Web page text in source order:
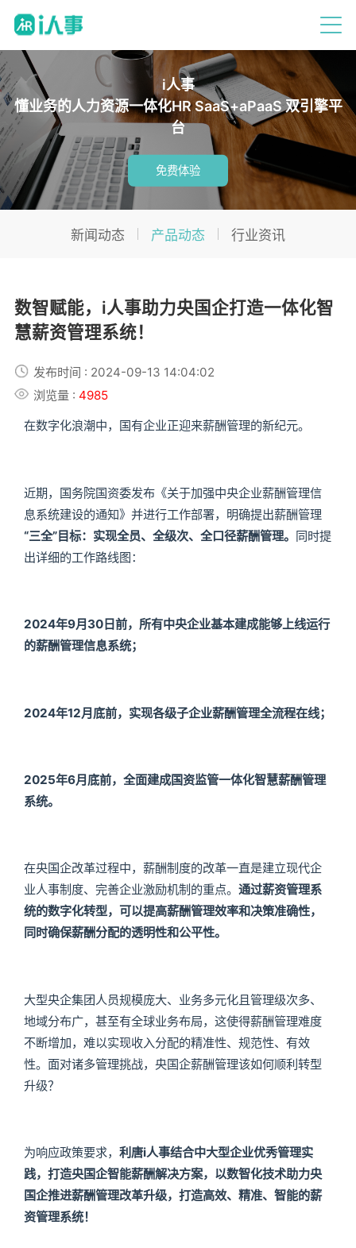
i人事
懂业务的人力资源一体化HR SaaS+aPaaS 双引擎平
台
免费体验
新闻动态 产品动态 行业资讯
数智赋能，i人事助力央国企打造一体化智
慧薪资管理系统！
发布时间 : 2024-09-13 14:04:02
浏览量 : 4985
在数字化浪潮中，国有企业正迎来薪酬管理的新纪元。
近期，国务院国资委发布《关于加强中央企业薪酬管理信
息系统建设的通知》并进行工作部署，明确提出薪酬管理
“三全”目标：实现全员、全级次、全口径薪酬管理。 同时提
出详细的工作路线图：
2024年9月30日前，所有中央企业基本建成能够上线运行
的薪酬管理信息系统；
2024年12月底前，实现各级子企业薪酬管理全流程在线；
2025年6月底前，全面建成国资监管一体化智慧薪酬管理
系统。
在央国企改革过程中，薪酬制度的改革一直是建立现代企
业人事制度、完善企业激励机制的重点。 通过薪资管理系
统的数字化转型，可以提高薪酬管理效率和决策准确性，
同时确保薪酬分配的透明性和公平性。
大型央企集团人员规模庞大、业务多元化且管理级次多、
地域分布广，甚至有全球业务布局，这使得薪酬管理难度
不断增加，难以实现收入分配的精准性、规范性、有效
性。面对诸多管理挑战，央国企薪酬管理该如何顺利转型
升级？
为响应政策要求， 利唐i人事结合中大型企业优秀管理实
践，打造央国企智能薪酬解决方案，以数智化技术助力央
国企推进薪酬管理改革升级，打造高效、精准、智能的薪
资管理系统！